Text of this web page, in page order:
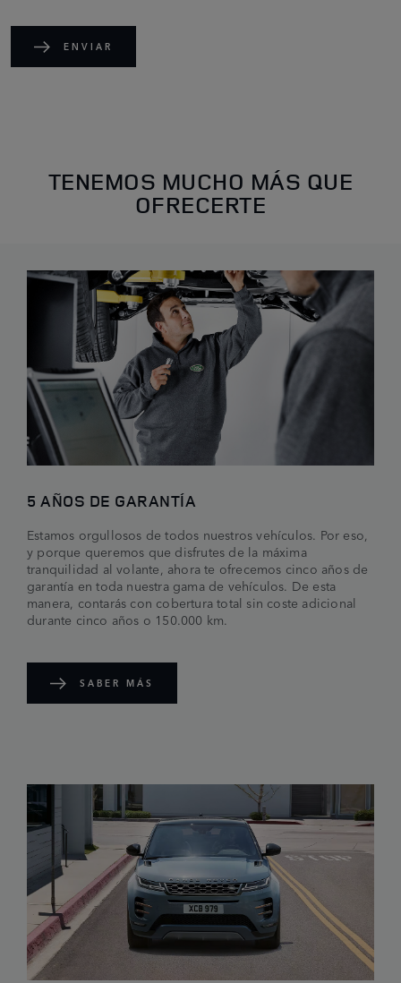
ENVIAR
TENEMOS MUCHO MÁS QUE
OFRECERTE
5 AÑOS DE GARANTÍA
Estamos orgullosos de todos nuestros vehículos. Por eso,
y porque queremos que disfrutes de la máxima
tranquilidad al volante, ahora te ofrecemos cinco años de
garantía en toda nuestra gama de vehículos. De esta
manera, contarás con cobertura total sin coste adicional
durante cinco años o 150.000 km.
SABER MÁS